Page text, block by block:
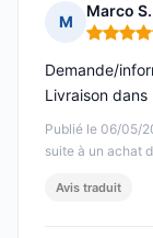
M
Marco S.
Note : 5
Publié le 06/05/
suite à un achat
Demande/
Livraison dans
Avis traduit